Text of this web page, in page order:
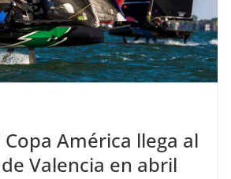
América llega al
Valencia en abril